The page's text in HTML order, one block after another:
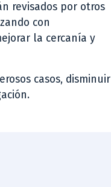
revisados por otros
con
la cercanía y
casos, disminuir